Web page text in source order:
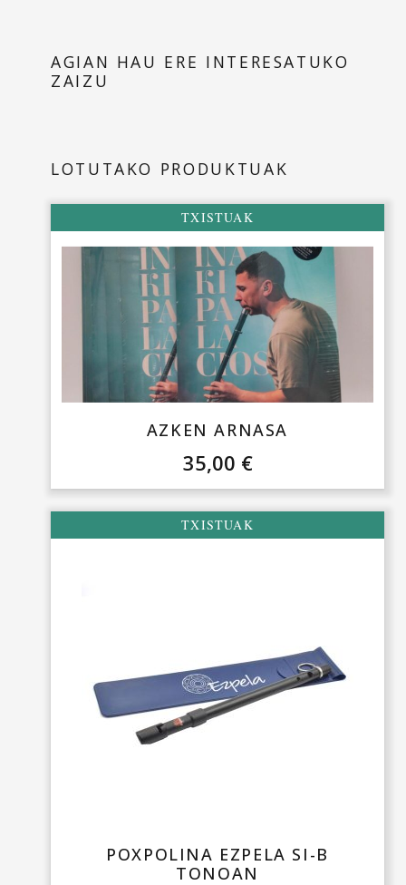
AGIAN HAU ERE INTERESATUKO
ZAIZU
LOTUTAKO PRODUKTUAK
TXISTUAK
AZKEN ARNASA
35,00 €
TXISTUAK
POXPOLINA EZPELA SI-B
TONOAN